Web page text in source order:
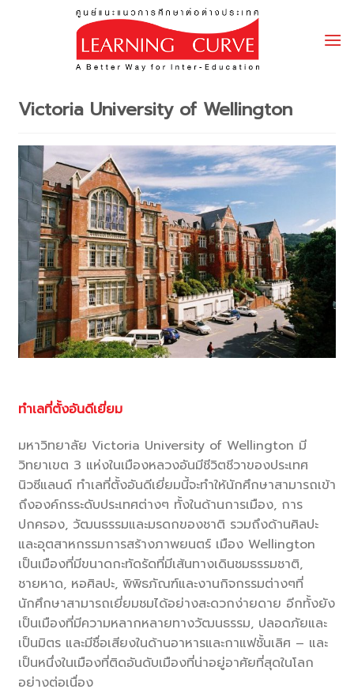
Victoria University of Wellington
ทำเลที่ตั้งอันดีเยี่ยม
มหาวิทยาลัย Victoria University of Wellington มี
วิทยาเขต 3 แห่งในเมืองหลวงอันมีชีวิตชีวาของประเทศ
นิวซีแลนด์ ทำเลที่ตั้งอันดีเยี่ยมนี้จะทำให้นักศึกษาสามารถเข้า
ถึงองค์กรระดับประเทศต่างๆ ทั้งในด้านการเมือง, การ
ปกครอง, วัฒนธรรมและมรดกของชาติ รวมถึงด้านศิลปะ
และอุตสาหกรรมการสร้างภาพยนตร์ เมือง Wellington
เป็นเมืองที่มีขนาดกะทัดรัดที่มีเส้นทางเดินชมธรรมชาติ,
ชายหาด, หอศิลปะ, พิพิธภัณฑ์และงานกิจกรรมต่างๆที่
นักศึกษาสามารถเยี่ยมชมได้อย่างสะดวกง่ายดาย อีกทั้งยัง
เป็นเมืองที่มีความหลากหลายทางวัฒนธรรม, ปลอดภัยและ
เป็นมิตร และมีชื่อเสียงในด้านอาหารและกาแฟชั้นเลิศ – และ
เป็นหนึ่งในเมืองที่ติดอันดับเมืองที่น่าอยู่อาศัยที่สุดในโลก
อย่างต่อเนื่อง